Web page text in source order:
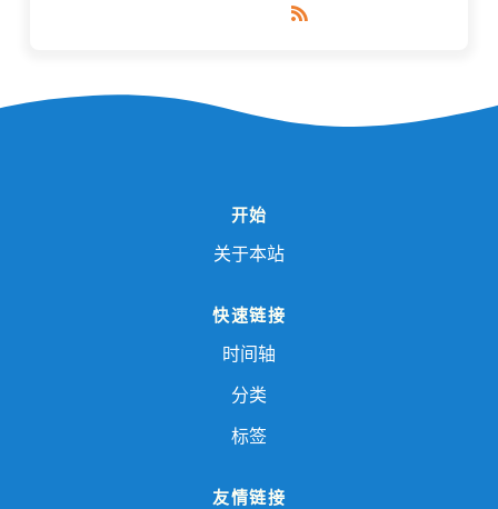
开始
关于本站
快速链接
时间轴
分类
标签
友情链接